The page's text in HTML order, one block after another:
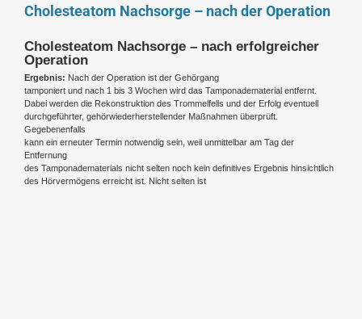
Cholesteatom Nachsorge – nach der Operation
Cholesteatom Nachsorge – nach erfolgreicher
Operation
Ergebnis: Nach der Operation ist der Gehörgang
tamponiert und nach 1 bis 3 Wochen wird das Tamponadematerial entfernt.
Dabei werden die Rekonstruktion des Trommelfells und der Erfolg eventuell
durchgeführter, gehörwiederherstellender Maßnahmen überprüft.
Gegebenenfalls
kann ein erneuter Termin notwendig sein, weil unmittelbar am Tag der
Entfernung
des Tamponadematerials nicht selten noch kein definitives Ergebnis hinsichtlich
des Hörvermögens erreicht ist. Nicht selten ist